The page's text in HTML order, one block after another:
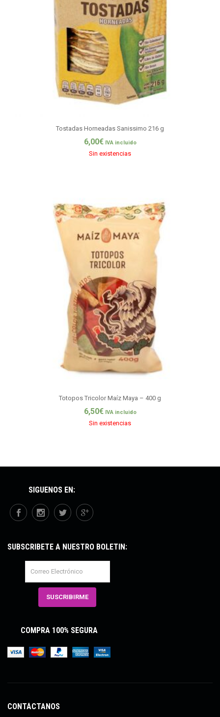
Tostadas Horneadas Sanissimo 216 g
6,00€ IVA incluido
Sin existencias
Totopos Tricolor Maíz Maya – 400 g
6,50€ IVA incluido
Sin existencias
SÍGUENOS EN:
SUBSCRÍBETE A NUESTRO BOLETÍN:
COMPRA 100% SEGURA
CONTÁCTANOS